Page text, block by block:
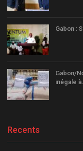
Gabon :
Gabon/
inégale
Recents